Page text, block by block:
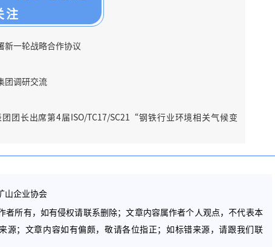
注
新一轮战略合作协议
团调研交流
团长出席第4届ISO/TC17/SC21“钢铁行业环境相关气候变
山企业协会
者所有，如有侵权请联系删除；文章内容属作者个人观点，不代表本
源；文章内容如有偏颇，敬请各位指正；如标错来源，请跟我们联